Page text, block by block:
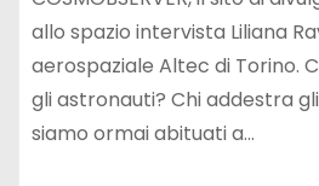
allo spazio intervista Liliana
aerospaziale Altec di Torino.
gli astronauti? Chi addestra
siamo ormai abituati a…